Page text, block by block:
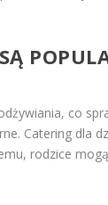
co
Catering dla
rodzice